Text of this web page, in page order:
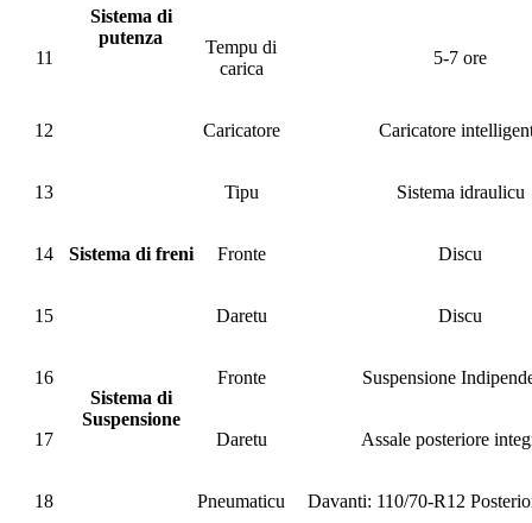
Sistema di
putenza
11
Tempu di
carica
5-7 ore
12 Caricatore Caricatore
13
Sistema di freni
Tipu Sistema idraulicu
14 Fronte Discu
15 Daretu Discu
16
Sistema di
Suspensione
Fronte Suspensione
17 Daretu Assale posteriore
18 Pneumaticu Davanti: 110/70-R12